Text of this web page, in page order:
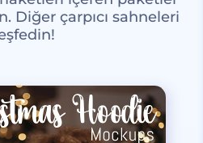
Diğer çarpıcı sahneleri